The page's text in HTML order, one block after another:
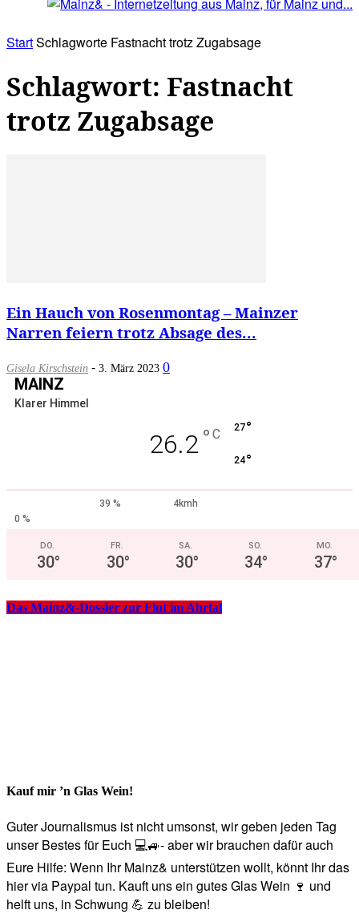
StartSchlagworte Fastnacht trotz Zugabsage
Schlagwort: Fastnacht
trotz Zugabsage
Ein Hauch von Rosenmontag – Mainzer
Narren feiern trotz Absage des...
Gisela Kirschstein - 3. März 2023 0
MAINZ
Klarer Himmel
26.2 ° C 27°
24°
39 %
4kmh
0 %
DO.
30°
FR.
30°
SA.
30°
SO.
34°
MO.
37°
Das Mainz&-Dossier zur Flut im Ahrtal
Kauf mir ’n Glas Wein!
Guter Journalismus ist nicht umsonst, wir geben jeden Tag
unser Bestes für Euch 💻🚙- aber wir brauchen dafür auch
Eure Hilfe: Wenn Ihr Mainz& unterstützen wollt, könnt Ihr das
hier via Paypal tun. Kauft uns ein gutes Glas Wein 🍷 und
helft uns, in Schwung 💪 zu bleiben!